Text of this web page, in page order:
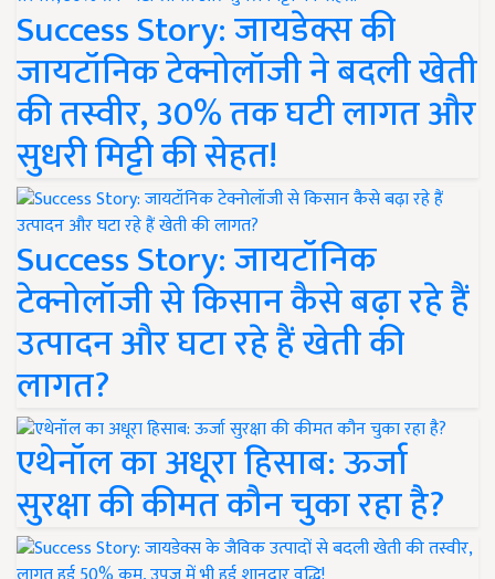
Success Story: जायडेक्स की
जायटॉनिक टेक्नोलॉजी ने बदली खेती
की तस्वीर, 30% तक घटी लागत और
सुधरी मिट्टी की सेहत!
Success Story: जायटॉनिक
टेक्नोलॉजी से किसान कैसे बढ़ा रहे हैं
उत्पादन और घटा रहे हैं खेती की
लागत?
एथेनॉल का अधूरा हिसाब: ऊर्जा
सुरक्षा की कीमत कौन चुका रहा है?